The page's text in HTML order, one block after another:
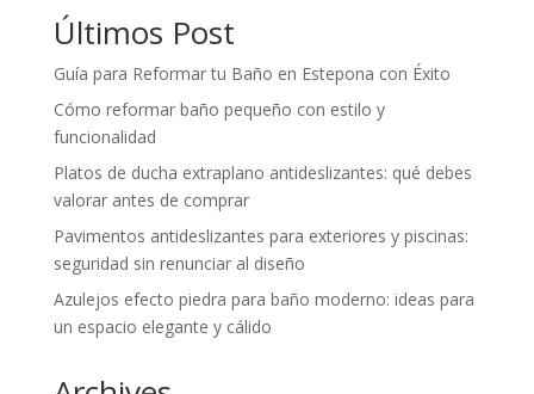
Últimos Post
Guía para Reformar tu Baño en Estepona con Éxito
Cómo reformar baño pequeño con estilo y
funcionalidad
Platos de ducha extraplano antideslizantes: qué debes
valorar antes de comprar
Pavimentos antideslizantes para exteriores y piscinas:
seguridad sin renunciar al diseño
Azulejos efecto piedra para baño moderno: ideas para
un espacio elegante y cálido